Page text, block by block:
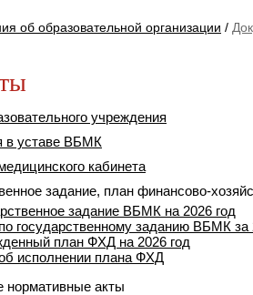
об образовательной организации /
учреждения
в уставе ВБМК
кабинета
задание, план финансово-
задание ВБМК на 2026 год
государственному заданию ВБМК за
план ФХД на 2026 год
исполнении плана ФХД
нормативные акты